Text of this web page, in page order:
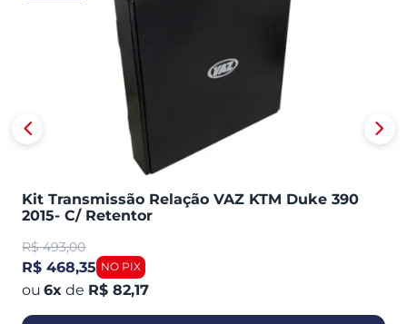
Kit Transmissão Relação VAZ KTM Duke 390
2015- C/ Retentor
R$ 493,00
R$ 468,35
6x de R$ 82,17